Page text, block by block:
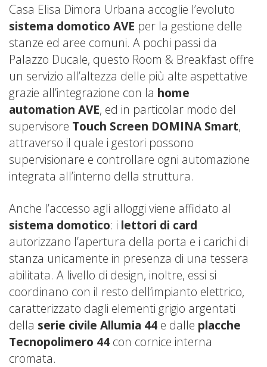
Casa Elisa Dimora Urbana accoglie l’evoluto
sistema domotico AVE per la gestione delle
stanze ed aree comuni. A pochi passi da
Palazzo Ducale, questo Room & Breakfast offre
un servizio all’altezza delle più alte aspettative
grazie all’integrazione con la home
automation AVE, ed in particolar modo del
supervisore Touch Screen DOMINA Smart,
attraverso il quale i gestori possono
supervisionare e controllare ogni automazione
integrata all’interno della struttura.
Anche l’accesso agli alloggi viene affidato al
sistema domotico: i lettori di card
autorizzano l’apertura della porta e i carichi di
stanza unicamente in presenza di una tessera
abilitata. A livello di design, inoltre, essi si
coordinano con il resto dell’impianto elettrico,
caratterizzato dagli elementi grigio argentati
della serie civile Allumia 44 e dalle placche
Tecnopolimero 44 con cornice interna
cromata.